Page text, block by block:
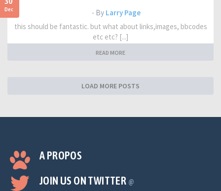
Dec - By Larry Page
this should be fantastic. but what about links,images, bbcodes
etc etc? [...]
READ MORE
LOAD MORE POSTS
A PROPOS
JOIN US ON TWITTER @